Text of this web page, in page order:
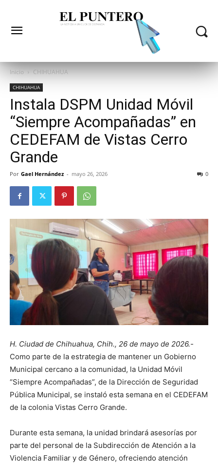
Inicio CHIHUAHUA
CHIHUAHUA
Instala DSPM Unidad Móvil
“Siempre Acompañadas” en
CEDEFAM de Vistas Cerro
Grande
Por Gael Hernández - mayo 26, 2026 0
H. Ciudad de Chihuahua, Chih., 26 de mayo de 2026.-
Como parte de la estrategia de mantener un Gobierno
Municipal cercano a la comunidad, la Unidad Móvil
“Siempre Acompañadas”, de la Dirección de Seguridad
Pública Municipal, se instaló esta semana en el CEDEFAM
de la colonia Vistas Cerro Grande.
Durante esta semana, la unidad brindará asesorías por
parte del personal de la Subdirección de Atención a la
Violencia Familiar y de Género, ofreciendo atención